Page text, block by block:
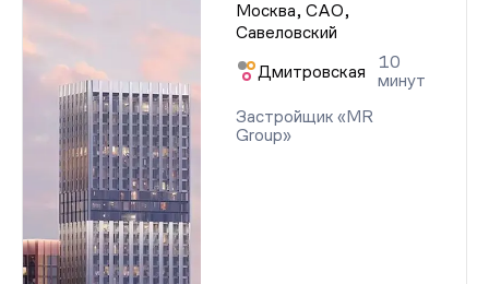
Москва, САО,
Савеловский
Дмитровская
10
минут
Застройщик «MR
Group»